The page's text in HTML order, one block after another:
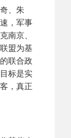
、朱
，军事
南京、
盟为基
联合政
标是实
，真正